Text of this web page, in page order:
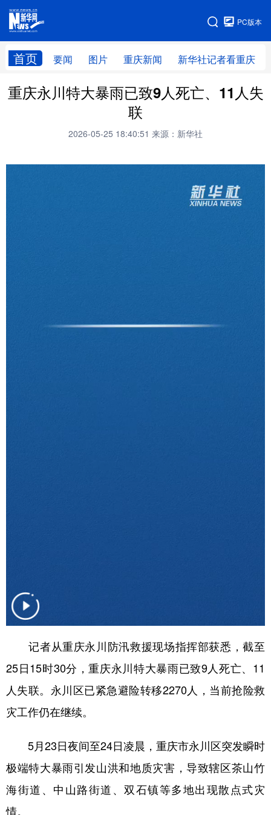
PC版本
首页 要闻 图片 重庆新闻 新华社记者看重庆
网站地图
重庆永川特大暴雨已致9人死亡、11人失
联
2026-05-25 18:40:51 来源：新华社
记者从重庆永川防汛救援现场指挥部获悉，截至
25日15时30分，重庆永川特大暴雨已致9人死亡、11
人失联。永川区已紧急避险转移2270人，当前抢险救
灾工作仍在继续。
5月23日夜间至24日凌晨，重庆市永川区突发瞬时
极端特大暴雨引发山洪和地质灾害，导致辖区茶山竹
海街道、中山路街道、双石镇等多地出现散点式灾
情。